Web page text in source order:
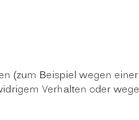
(zum Beispiel wegen
Verhalten oder